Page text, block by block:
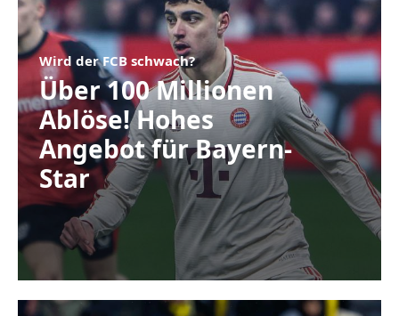
Wird der FCB schwach?
Über 100 Millionen
Ablöse! Hohes
Angebot für Bayern-
Star